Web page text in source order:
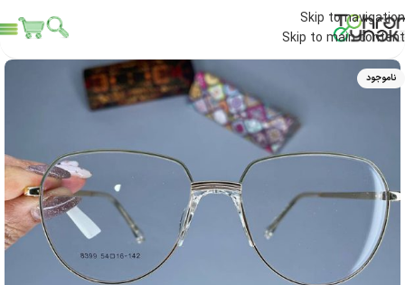
Skip to navigation
Skip to main content
ناموجود